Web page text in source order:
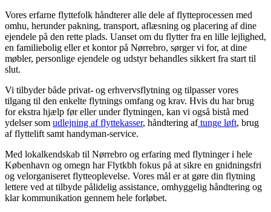
Vores erfarne flyttefolk håndterer alle dele af flytteprocessen med
omhu, herunder pakning, transport, aflæsning og placering af dine
ejendele på den rette plads. Uanset om du flytter fra en lille lejlighed,
en familiebolig eller et kontor på Nørrebro, sørger vi for, at dine
møbler, personlige ejendele og udstyr behandles sikkert fra start til
slut.
Vi tilbyder både privat- og erhvervsflytning og tilpasser vores
tilgang til den enkelte flytnings omfang og krav. Hvis du har brug
for ekstra hjælp før eller under flytningen, kan vi også bistå med
ydelser som udlejning af flyttekasser, håndtering aftunge løft, brug
af flyttelift samt handyman-service.
Med lokalkendskab til Nørrebro og erfaring med flytninger i hele
København og omegn har Flytkbh fokus på at sikre en gnidningsfri
og velorganiseret flytteoplevelse. Vores mål er at gøre din flytning
lettere ved at tilbyde pålidelig assistance, omhyggelig håndtering og
klar kommunikation gennem hele forløbet.